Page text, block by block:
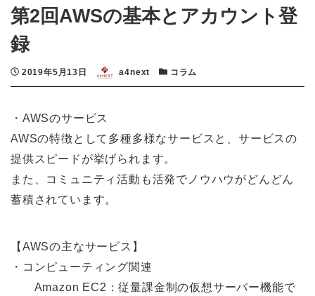
第2回AWSの基本とアカウント登
録
投稿日
2019年5月13日 著者 a4next カテゴリー
コラム
・AWSのサービス
AWSの特徴として多種多様なサービスと、サービスの
提供スピードが挙げられます。
また、コミュニティ活動も活発でノウハウがどんどん
蓄積されています。
【AWSの主なサービス】
・コンピューティング関連
Amazon EC2：従量課⾦制の仮想サーバー機能で